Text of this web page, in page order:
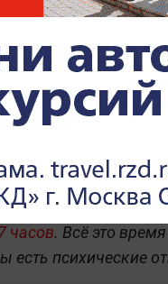
захватил
заложников в
США
в Париже поймали
часов. Всё это
есть психические